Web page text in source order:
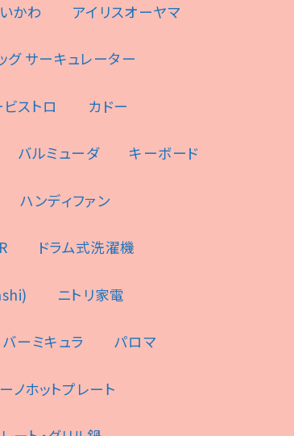
かわ アイリスオーヤマ
グ サーキュレーター
ストロ カドー
バルミューダ キーボード
ハンディファン
ドラム式洗濯機
ニトリ家電
バーミキュラ パロマ
ノホットプレート